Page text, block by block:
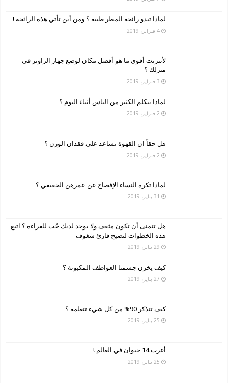
لماذا تبدو رائحة المطر طيبة ؟ ومن أين تأتي هذه الرائحة !
4 فبراير، 2019
لأنترنت أقوى ما هو أفضل مكان لوضع جهاز الراوتر في
منزلك ؟
3 فبراير، 2019
لماذا يتكلم الكثير من الناس أثناء النوم ؟
2 فبراير، 2019
هل حقاً ان القهوة تساعد على فقدان الوزن ؟
2 فبراير، 2019
لماذا تكره النساء الإفصاح عن عمرهن الحقيقي ؟
31 يناير، 2019
هل تتمنى أن تكون مثقف ولا يوجد لديك حُب للقراءة ؟ اتبع
هذه الخطوات لتصبح قارئ شغوف
29 يناير، 2019
كيف يخزن جسمنا العواطف المكبوتة ؟
27 يناير، 2019
كيف تتذكر 90% من كل شيء تتعلمه ؟
25 يناير، 2019
أغرب 14 حيوان في العالم !
25 يناير، 2019